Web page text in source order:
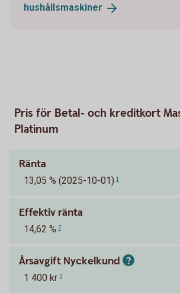
hushållsmaskiner
Pris för Betal- och kreditkort
Platinum
Ränta
13,05 % (2025-10-01) 1
Effektiv ränta
14,62 % 2
Årsavgift Nyckelkund
1 400 kr 3